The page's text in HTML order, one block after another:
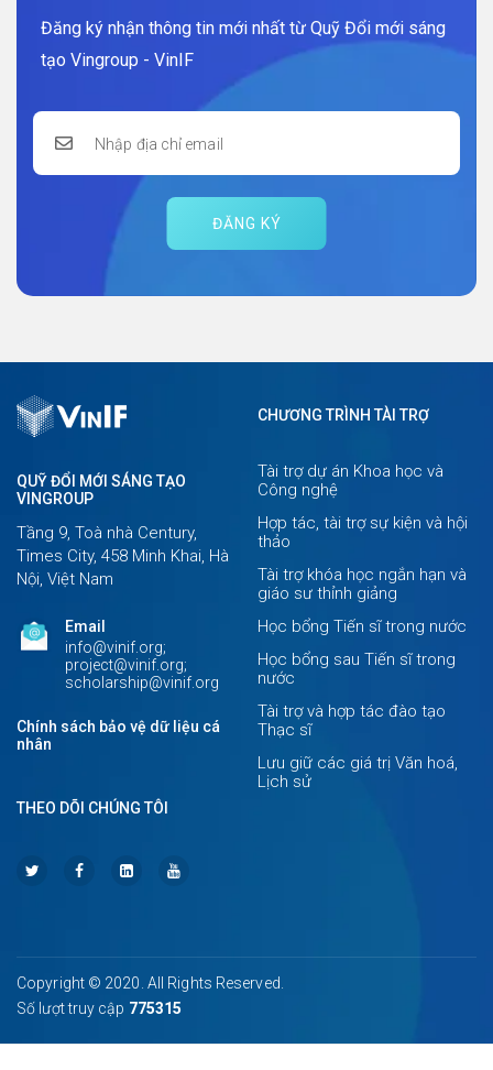
Đăng ký nhận thông tin mới nhất từ Quỹ Đổi mới sáng
tạo Vingroup - VinIF
ĐĂNG KÝ
QUỸ ĐỔI MỚI SÁNG TẠO
VINGROUP
Tầng 9, Toà nhà Century,
Times City, 458 Minh Khai, Hà
Nội, Việt Nam
Email
info@vinif.org;
project@vinif.org;
scholarship@vinif.org
Chính sách bảo vệ dữ liệu cá
nhân
CHƯƠNG TRÌNH TÀI TRỢ
Tài trợ dự án Khoa học và
Công nghệ
Hợp tác, tài trợ sự kiện và hội
thảo
Tài trợ khóa học ngắn hạn và
giáo sư thỉnh giảng
Học bổng Tiến sĩ trong nước
Học bổng sau Tiến sĩ trong
nước
Tài trợ và hợp tác đào tạo
Thạc sĩ
Lưu giữ các giá trị Văn hoá,
Lịch sử
THEO DÕI CHÚNG TÔI
Copyright © 2020. All Rights Reserved.
Số lượt truy cập 775315